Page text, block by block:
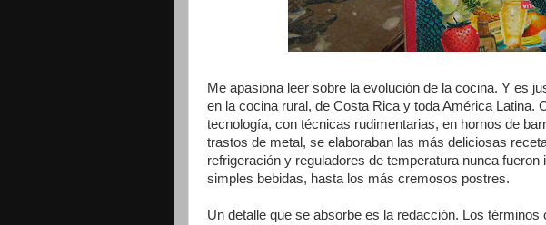
Me apasiona leer sobre la evolución de la cocina. Y es
en la cocina rural, de Costa Rica y toda América Latina.
tecnología, con técnicas rudimentarias, en hornos de
trastos de metal, se elaboraban las más deliciosas
refrigeración y reguladores de temperatura nunca
simples bebidas, hasta los más cremosos postres.
Un detalle que se absorbe es la redacción. Los términos